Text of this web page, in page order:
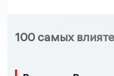
100 самых